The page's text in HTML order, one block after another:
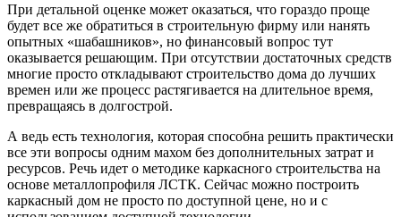
При детальной оценке может оказаться, что гораздо проще
будет все же обратиться в строительную фирму или нанять
опытных «шабашников», но финансовый вопрос тут
оказывается решающим. При отсутствии достаточных средств
многие просто откладывают строительство дома до лучших
времен или же процесс растягивается на длительное время,
превращаясь в долгострой.
А ведь есть технология, которая способна решить практически
все эти вопросы одним махом без дополнительных затрат и
ресурсов. Речь идет о методике каркасного строительства на
основе металлопрофиля ЛСТК. Сейчас можно построить
каркасный дом не просто по доступной цене, но и с